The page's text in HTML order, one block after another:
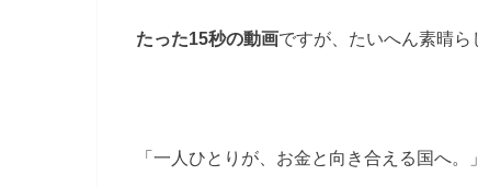
たった15秒の動画ですが、たいへん素晴ら
「一人ひとりが、お金と向き合える国へ。」